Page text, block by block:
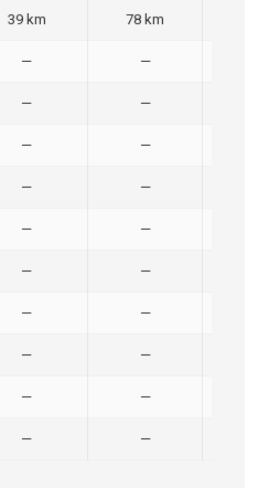
39 km 78 km
— —
— —
— —
— —
— —
— —
— —
— —
— —
— —